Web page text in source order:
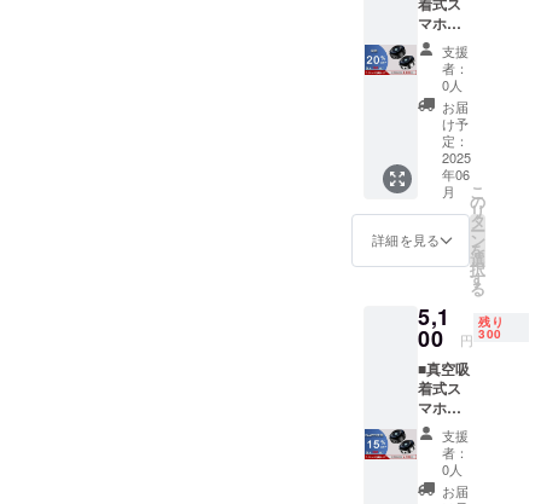
ださ
い。
いま
す。 ※
税・送
料込の
価格と
なりま
す。 ※
商品の
仕様、
デザイ
ンに関
しまし
ては一
もござ
いま
了承く
ださ
い。
は、生
産、配
送状況
により
遅れる
可能性
もござ
いま
す。 ※
税・送
料込の
価格と
なりま
デザイ
ンに関
しまし
ては一
部変更
になる
可能性
もござ
いま
す。ご
マホホ
ルダー
「X8」
×１ ※一
般販売
予定価
格6,000
円 ※カ
ラーは
ブラッ
ク、シ
ルバー
の2色か
らお選
だけま
す。 ※
お届け
時期
は、生
産、配
送状況
により
遅れる
可能性
支援
者：
0人
お届
け予
定：
2025
年06
月
詳細を見る
こ
の
リ
タ
ー
ン
を
選
択
す
る
5,1
00 円
残り
300
■真空吸
着式ス
マホホ
ルダー
「X8」
×1 ※一
般販売
支援
者：
0人
お届